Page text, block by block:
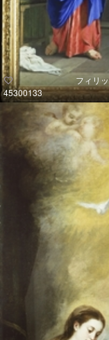
45300133
フィリ